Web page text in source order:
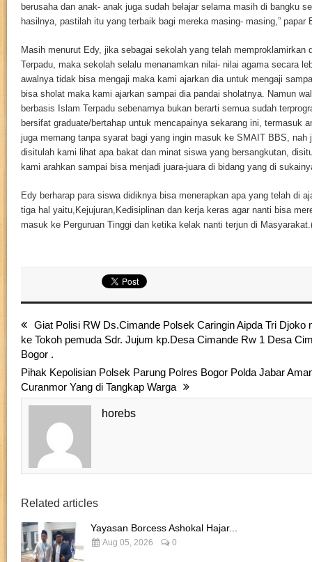
berusaha dan anak- anak juga sudah belajar selama masih di bangku
hasilnya, pastilah itu yang terbaik bagi mereka masing- masing,” papar
Masih menurut Edy, jika sebagai sekolah yang telah memproklamirkan
Terpadu, maka sekolah selalu menanamkan nilai- nilai agama secara
awalnya tidak bisa mengaji maka kami ajarkan dia untuk mengaji
bisa sholat maka kami ajarkan sampai dia pandai sholatnya. Namun
berbasis Islam Terpadu sebenarnya bukan berarti semua sudah
bersifat graduate/bertahap untuk mencapainya sekarang ini, termasuk
juga memang tanpa syarat bagi yang ingin masuk ke SMAIT BBS, nah
disitulah kami lihat apa bakat dan minat siswa yang bersangkutan,
kami arahkan sampai bisa menjadi juara-juara di bidang yang di
Edy berharap para siswa didiknya bisa menerapkan apa yang telah di
tiga hal yaitu,Kejujuran,Kedisiplinan dan kerja keras agar nanti bisa
masuk ke Perguruan Tinggi dan ketika kelak nanti terjun di
Giat Polisi RW Ds.Cimande Polsek Caringin Aipda Tri Djoko
ke Tokoh pemuda Sdr. Jujum kp.Desa Cimande Rw 1 Desa
Bogor .
Pihak Kepolisian Polsek Parung Polres Bogor Polda Jabar
Curanmor Yang di Tangkap Warga
horebs
Related articles
Yayasan Borcess Ashokal Hajar...
Aug 05, 2026 0